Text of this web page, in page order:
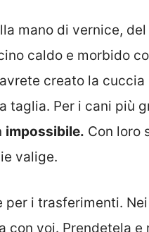
mano di vernice,
caldo e morbido
creato la
taglia. Per i cani più
impossibile. Con loro
valige.
per i trasferimenti.
con voi. Prendetela